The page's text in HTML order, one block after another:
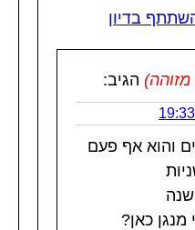
בדיון
הגיב:
והוא אף פעם
מנגן כאן?